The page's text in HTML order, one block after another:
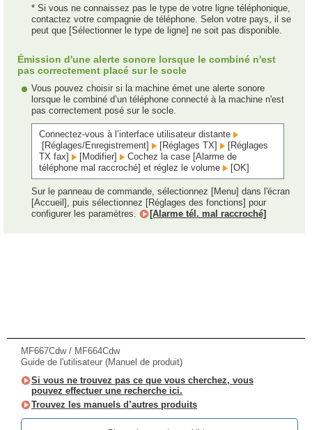
* Si vous ne connaissez pas le type de votre ligne téléphonique,
contactez votre compagnie de téléphone. Selon votre pays, il se
peut que [Sélectionner le type de ligne] ne soit pas disponible.
Émission d'une alerte sonore lorsque le combiné n'est
pas correctement placé sur le socle
Vous pouvez choisir si la machine émet une alerte sonore
lorsque le combiné d’un téléphone connecté à la machine n'est
pas correctement posé sur le socle.
Connectez-vous à l’interface utilisateur distante
[Réglages/Enregistrement]
[Réglages TX]
[Réglages
TX fax]
[Modifier]
Cochez la case [Alarme de
téléphone mal raccroché] et réglez le volume
[OK]
Sur le panneau de commande, sélectionnez [Menu] dans l'écran
[Accueil], puis sélectionnez [Réglages des fonctions] pour
configurer les paramètres.
[Alarme tél. mal raccroché]
MF667Cdw / MF664Cdw
Guide de l'utilisateur (Manuel de produit)
Si vous ne trouvez pas ce que vous cherchez, vous
pouvez effectuer une recherche ici.
Trouvez les manuels d’autres produits